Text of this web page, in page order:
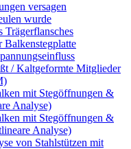
versagen
wurde
Trägerflansches
/ Kaltgeformte Mitglieder
mit Stegöffnungen &
Analyse)
mit Stegöffnungen &
Analyse)
von Stahlstützen mit